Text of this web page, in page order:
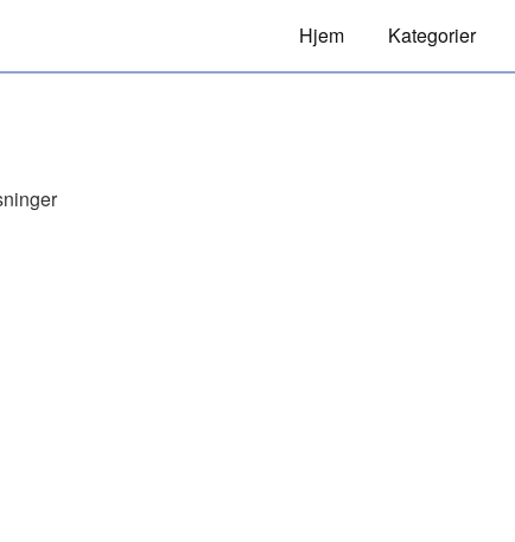
Hjem Kategorier